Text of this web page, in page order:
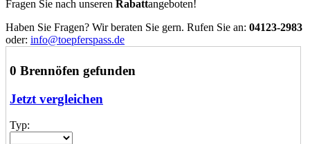
Fragen Sie nach unseren Rabattangeboten!
Haben Sie Fragen? Wir beraten Sie gern. Rufen Sie an: 04123-2983
oder: info@toepferspass.de
0 Brennöfen gefunden
Jetzt vergleichen
Typ: